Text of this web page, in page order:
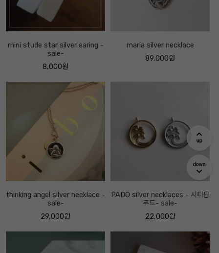
mini stude star silver earing -
sale-
8,000원
maria silver necklace
89,000원
thinking angel silver necklace -
sale-
29,000원
PADO silver necklaces - 시티팝
무드- sale-
22,000원